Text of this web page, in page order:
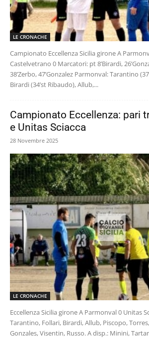
LE CRONACHE
Campionato Eccellenza Sicilia girone A
Castelvetrano 0 Marcatori: pt 8’Birardi,
38’Zerbo, 47’Gonzalez Parmonval: Tarantino
Birardi (34’st Ribaudo), Allub,...
Campionato Eccellenza: pari
e Unitas Sciacca
28 Novembre 2025
LE CRONACHE
Eccellenza Sicilia girone A Parmonval 0 Unitas
Tarantino, Follari, Birardi, Allub, Piscopo,
Gonzales, Visentin, Russo. A disp.: Minini,